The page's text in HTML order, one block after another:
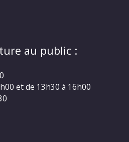
au public :
et de 13h30 à 16h00